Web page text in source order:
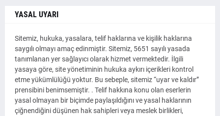
YASAL UYARI
Sitemiz, hukuka, yasalara, telif haklarına ve kişilik haklarına
saygılı olmayı amaç edinmiştir. Sitemiz, 5651 sayılı yasada
tanımlanan yer sağlayıcı olarak hizmet vermektedir. İlgili
yasaya göre, site yönetiminin hukuka aykırı içerikleri kontrol
etme yükümlülüğü yoktur. Bu sebeple, sitemiz “uyar ve kaldır”
prensibini benimsemiştir. . Telif hakkına konu olan eserlerin
yasal olmayan bir biçimde paylaşıldığını ve yasal haklarının
çiğnendiğini düşünen hak sahipleri veya meslek birlikleri,